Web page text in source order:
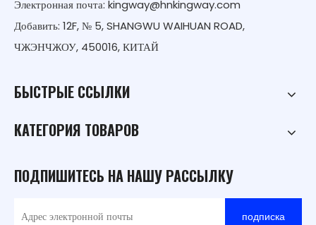
Электронная почта: kingway@hnkingway.com
Добавить: 12F, № 5, SHANGWU WAIHUAN ROAD,
ЧЖЭНЧЖОУ, 450016, КИТАЙ
БЫСТРЫЕ ССЫЛКИ
КАТЕГОРИЯ ТОВАРОВ
ПОДПИШИТЕСЬ НА НАШУ РАССЫЛКУ
подписка